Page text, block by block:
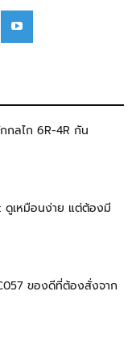
กลไก 6R-4R กัน
เหมือนง่าย แต่ต้องมี
ของดีที่ต้องสั่งจาก